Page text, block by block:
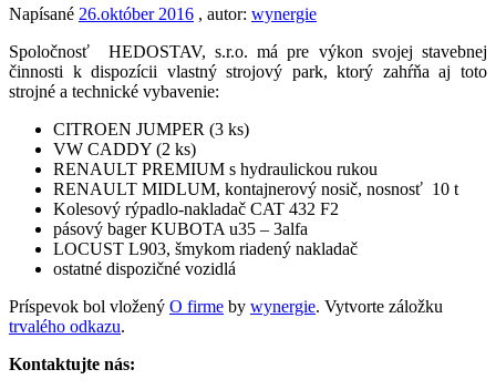
Napísané 26.október 2016 , autor: wynergie
Spoločnosť HEDOSTAV, s.r.o. má pre výkon svojej stavebnej
činnosti k dispozícii vlastný strojový park, ktorý zahŕňa aj toto
strojné a technické vybavenie:
CITROEN JUMPER (3 ks)
VW CADDY (2 ks)
RENAULT PREMIUM s hydraulickou rukou
RENAULT MIDLUM, kontajnerový nosič, nosnosť 10 t
Kolesový rýpadlo-nakladač CAT 432 F2
pásový bager KUBOTA u35 – 3alfa
LOCUST L903, šmykom riadený nakladač
ostatné dispozičné vozidlá
Príspevok bol vložený O firme by wynergie. Vytvorte záložku
trvalého odkazu.
Kontaktujte nás: